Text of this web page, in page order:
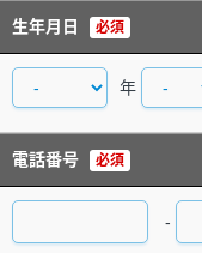
生年月日 必須
年
電話番号 必須
-